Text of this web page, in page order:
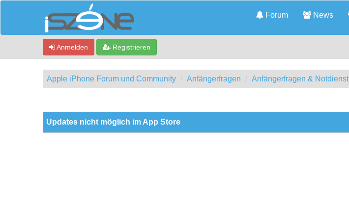
Forum News
Anmelden Registrieren
Apple iPhone Forum und Community Anfängerfragen Anfängerfragen & Notdienst
Updates nicht möglich im App Store